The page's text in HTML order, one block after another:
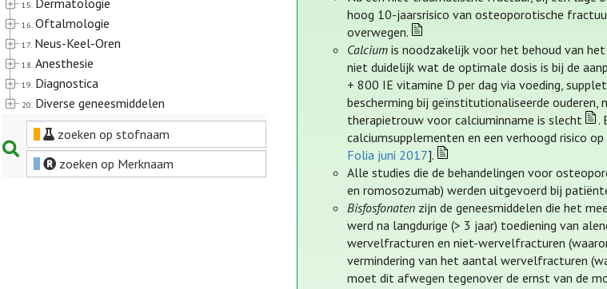
15. Dermatologie
16. Oftalmologie
17. Neus-Keel-Oren
18. Anesthesie
19. Diagnostica
20. Diverse geneesmiddelen
zoeken op stofnaam
zoeken op Merknaam
hoog 10-jaarsrisico van osteoporotische
overwegen.
Calcium is noodzakelijk voor het behoud van
niet duidelijk wat de optimale dosis is bij de
+ 800 IE vitamine D per dag via voeding,
bescherming bij geïnstitutionaliseerde ouderen,
therapietrouw voor calciuminname is slecht
.
calciumsupplementen en een verhoogd risico
Folia juni 2017].
Alle studies die de behandelingen voor
en romosozumab) werden uitgevoerd bij
Bisfosfonaten zijn de geneesmiddelen die het
werd na langdurige (> 3 jaar) toediening van
wervelfracturen en niet-wervelfracturen
vermindering van het aantal wervelfracturen
moet dit afwegen tegenover de ernst van de